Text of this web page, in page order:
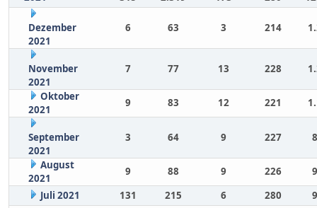
Dezember
2021
6 63 3 214
November
2021
7 77 13 228
Oktober
2021
9 83 12 221
September
2021
3 64 9 227
August
2021
9 88 9 226
Juli 2021
131 215 6 280